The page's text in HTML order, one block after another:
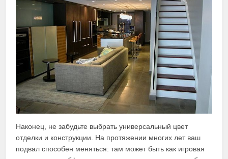
Наконец, не забудьте выбрать универсальный цвет
отделки и конструкции. На протяжении многих лет ваш
подвал способен меняться: там может быть как игровая